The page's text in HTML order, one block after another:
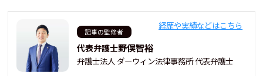
記事の監修者
代表弁護士野俣智裕
弁護士法人 ダーウィン法律事務所 代表弁護士
経歴や実績などはこちら